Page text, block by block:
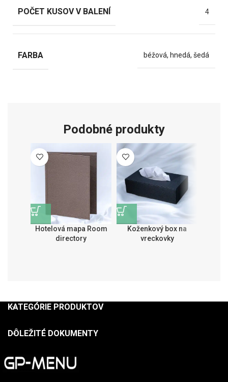
POČET KUSOV V BALENÍ 4
FARBA béžová, hnedá, šedá
Podobné produkty
Hotelová mapa Room
directory
Koženkový box na
vreckovky
KATEGÓRIE PRODUKTOV
DÔLEŽITÉ DOKUMENTY